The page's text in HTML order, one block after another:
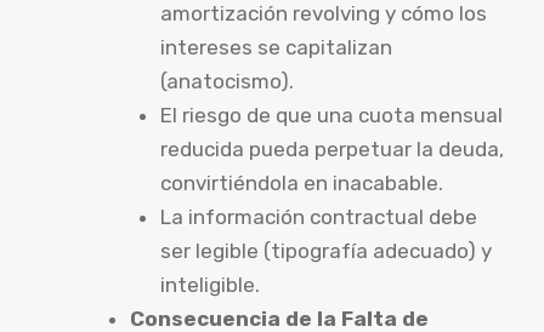
amortización revolving y cómo los
intereses se capitalizan
(anatocismo).
El riesgo de que una cuota mensual
reducida pueda perpetuar la deuda,
convirtiéndola en inacabable.
La información contractual debe
ser legible (tipografía adecuado) y
inteligible.
Consecuencia de la Falta de